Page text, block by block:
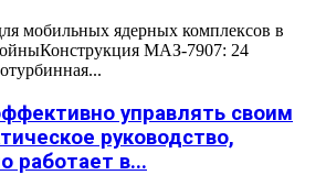
мобильных ядерных комплексов в
МАЗ-7907: 24
управлять своим
руководство,
работает в...